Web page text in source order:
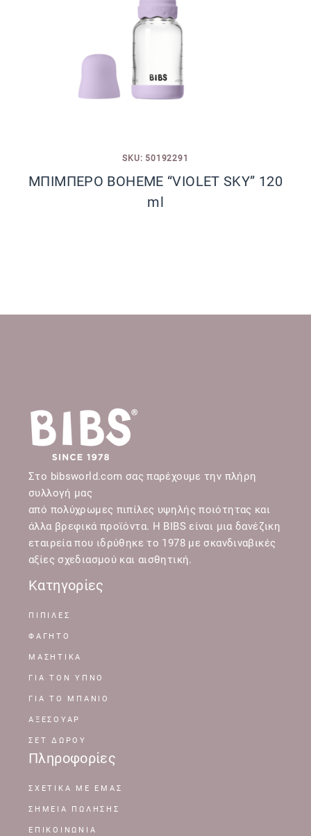
SKU: 50192291
ΜΠΙΜΠΕΡΟ BOHEME “VIOLET SKY” 120
ml
Στο bibsworld.com σας παρέχουμε την πλήρη
συλλογή μας
από πολύχρωμες πιπίλες υψηλής ποιότητας και
άλλα βρεφικά προϊόντα. Η BIBS είναι μια δανέζικη
εταιρεία που ιδρύθηκε το 1978 με σκανδιναβικές
αξίες σχεδιασμού και αισθητική.
Κατηγορίες
ΠΙΠΙΛΕΣ
ΦΑΓΗΤΟ
ΜΑΣΗΤΙΚΑ
ΓΙΑ ΤΟΝ ΥΠΝΟ
ΓΙΑ ΤΟ ΜΠΑΝΙΟ
ΑΞΕΣΟΥΑΡ
ΣΕΤ ΔΩΡΟΥ
Πληροφορίες
ΣΧΕΤΙΚΆ ΜΕ ΕΜΆΣ
ΣΗΜΕΊΑ ΠΏΛΗΣΗΣ
ΕΠΙΚΟΙΝΩΝΊΑ